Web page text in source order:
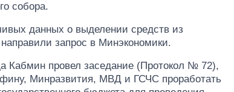
собора.
данных о выделении средств из
запрос в Минэкономики.
Кабмин провел заседание (Протокол № 72),
Минразвития, МВД и ГСЧС проработать
область стали
главной целью рф